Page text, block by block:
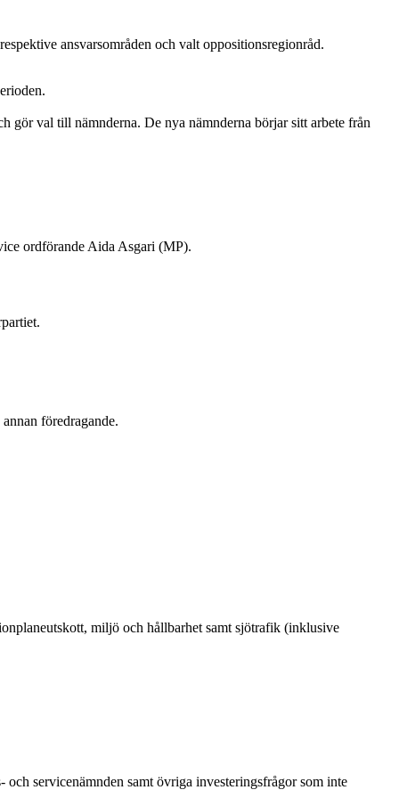
ansvarsområden och valt oppositionsregionråd.
gör val till nämnderna. De nya nämnderna börjar sitt arbete från
ordförande Aida Asgari (MP).
föredragande.
miljö och hållbarhet samt sjötrafik (inklusive
servicenämnden samt övriga investeringsfrågor som inte